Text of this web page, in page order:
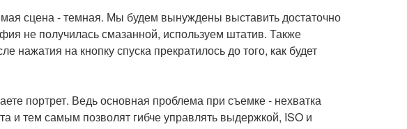
сцена - темная. Мы будем вынуждены выставить достаточно
не получилась смазанной, используем штатив. Также
нажатия на кнопку спуска прекратилось до того, как будет
портрет. Ведь основная проблема при съемке - нехватка
и тем самым позволят гибче управлять выдержкой, ISO и